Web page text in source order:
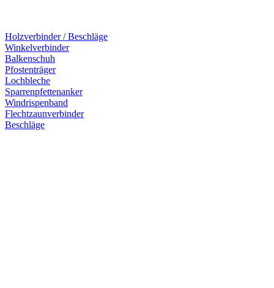
Holzverbinder / Beschläge
Winkelverbinder
Balkenschuh
Pfostenträger
Lochbleche
Sparrenpfettenanker
Windrispenband
Flechtzaunverbinder
Beschläge